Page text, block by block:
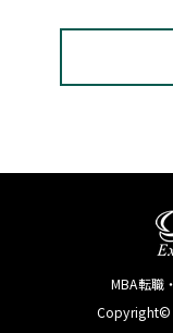
MBA転職
Copyright©